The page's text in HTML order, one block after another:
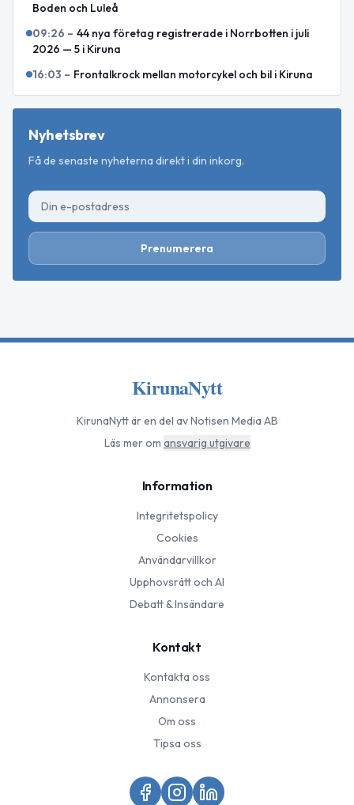
Boden och Luleå
09:26 – 44 nya företag registrerade i Norrbotten i juli
2026 — 5 i Kiruna
16:03 – Frontalkrock mellan motorcykel och bil i Kiruna
Nyhetsbrev
Få de senaste nyheterna direkt i din inkorg.
Prenumerera
KirunaNytt
KirunaNyttär en del av Notisen Media AB
Läs mer om ansvarig utgivare
Information
Integritetspolicy
Cookies
Användarvillkor
Upphovsrätt och AI
Debatt & Insändare
Kontakt
Kontakta oss
Annonsera
Om oss
Tipsa oss